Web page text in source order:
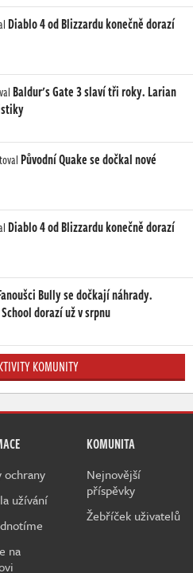
Diablo 4 od Blizzardu konečně dorazí
Baldur's Gate 3 slaví tři roky. Larian
Původní Quake se dočkal nové
Diablo 4 od Blizzardu konečně dorazí
Bully se dočkají náhrady.
dorazí už v srpnu
KOMUNITY
ochrany
užívání
na
KOMUNITA
Nejnovější
příspěvky
Žebříček uživatelů